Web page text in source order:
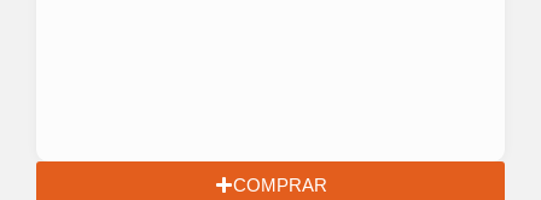
COMPRAR